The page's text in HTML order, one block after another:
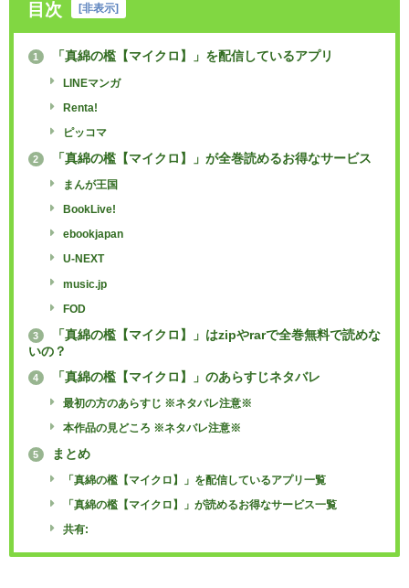
目次 非表示
1 「真綿の檻【マイクロ】」を配信しているアプリ
LINEマンガ
Renta!
ピッコマ
2 「真綿の檻【マイクロ】」が全巻読めるお得なサービス
まんが王国
BookLive!
ebookjapan
U-NEXT
music.jp
FOD
3
「真綿の檻【マイクロ】」はzipやrarで全巻無料で読めな
いの？
4 「真綿の檻【マイクロ】」のあらすじネタバレ
最初の方のあらすじ ※ネタバレ注意※
本作品の見どころ ※ネタバレ注意※
5 まとめ
「真綿の檻【マイクロ】」を配信しているアプリ一覧
「真綿の檻【マイクロ】」が読めるお得なサービス一覧
共有: